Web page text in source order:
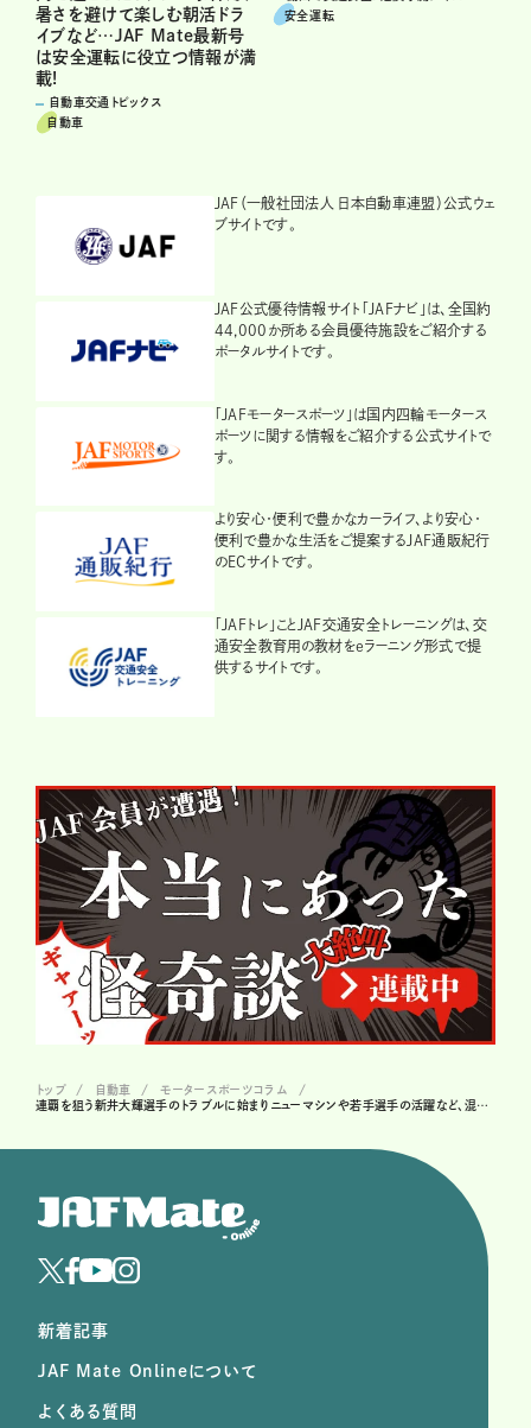
暑さを避けて楽しむ朝活ドラ
イブなど…JAF Mate最新号
は安全運転に役立つ情報が満
載!
自動車交通トピックス
自動車
安全運転
JAF（一般社団法人 日本自動車連盟）公式ウェ
ブサイトです。
JAF公式優待情報サイト「JAFナビ」は、全国約
44,000か所ある会員優待施設をご紹介する
ポータルサイトです。
「JAFモータースポーツ」は国内四輪モータース
ポーツに関する情報をご紹介する公式サイトで
す。
より安心・便利で豊かなカーライフ、より安心・
便利で豊かな生活をご提案するJAF通販紀行
のECサイトです。
「JAFトレ」ことJAF交通安全トレーニングは、交
通安全教育用の教材をeラーニング形式で提
供するサイトです。
トップ 自動車
モータースポーツコラム
連覇を狙う新井大輝選手のトラブルに始まりニューマシンや若手選手の活躍など、混戦必至の2025年全日本ラリー！
新着記事
JAF Mate Onlineについて
よくある質問